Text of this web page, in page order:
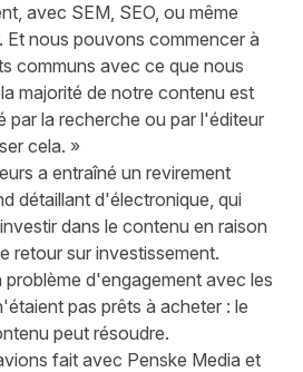
avec SEM, SEO, ou même
Et nous pouvons commencer à
communs avec ce que nous
majorité de notre contenu est
par la recherche ou par l'éditeur
cela. »
a entraîné un revirement
détaillant d'électronique, qui
dans le contenu en raison
retour sur investissement.
problème d'engagement avec les
pas prêts à acheter : le
peut résoudre.
fait avec Penske Media et